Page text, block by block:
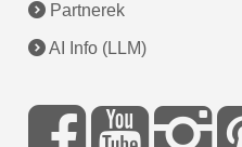
Partnerek
AI Info (LLM)